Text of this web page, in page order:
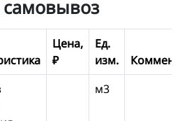
самовывоз
Цена,
₽
Ед.
изм.
м3